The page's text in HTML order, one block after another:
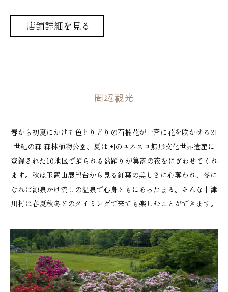
店舗詳細を見る
周辺観光
春から初夏にかけて色とりどりの石楠花が一斉に花を咲かせる21
世紀の森 森林植物公園、夏は国のユネスコ無形文化世界遺産に
登録された10地区で踊られる盆踊りが集落の夜をにぎわせてくれ
ます。秋は玉置山展望台から見る紅葉の美しさに心奪われ、冬に
なれば源泉かけ流しの温泉で心身ともにあったまる。そんな十津
川村は春夏秋冬どのタイミングで来ても楽しむことができます。
21世紀の森林植物公園